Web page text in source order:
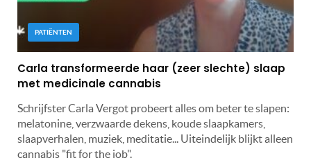
PATIËNTEN
Carla transformeerde haar (zeer slechte) slaap
met medicinale cannabis
Schrijfster Carla Vergot probeert alles om beter te slapen:
melatonine, verzwaarde dekens, koude slaapkamers,
slaapverhalen, muziek, meditatie... Uiteindelijk blijkt alleen
cannabis "fit for the job".